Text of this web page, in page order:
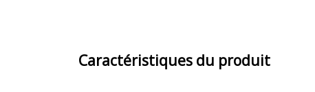
Caractéristiques du produit